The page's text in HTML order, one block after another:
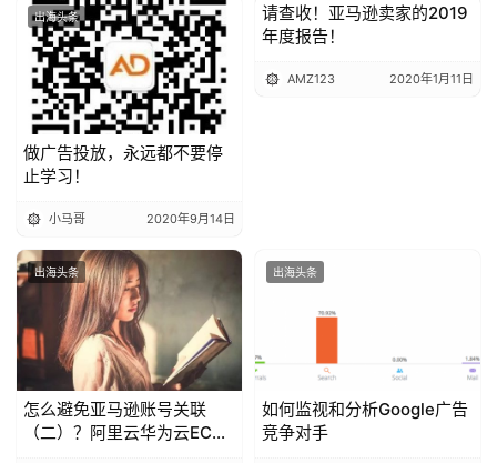
出海头条
做广告投放，永远都不要停
止学习！
小马哥 2020年9月14日
出海头条
​请查收！亚马逊卖家的2019
年度报告！
AMZ123 2020年1月11日
出海头条
怎么避免亚马逊账号关联
（二）？阿里云华为云ECS
出海头条
如何监视和分析Google广告
竞争对手